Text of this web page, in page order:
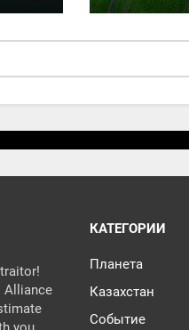
Alliance
КАТЕГОРИИ
Планета
Казахстан
Событие